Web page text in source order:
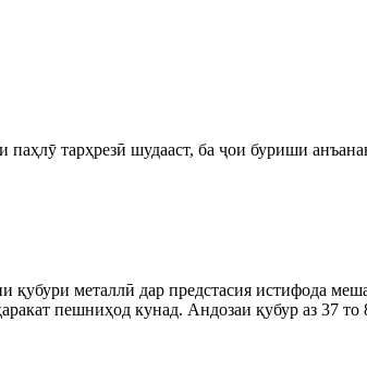
тарҳрезӣ шудааст, ба ҷои буриши
металлӣ дар предстасия истифода
пешниҳод кунад. Андозаи қубур аз 37 то